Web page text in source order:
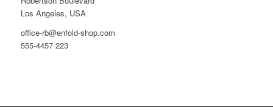
Los Angeles, USA
office-rb@enfold-shop.com
555-4457 223